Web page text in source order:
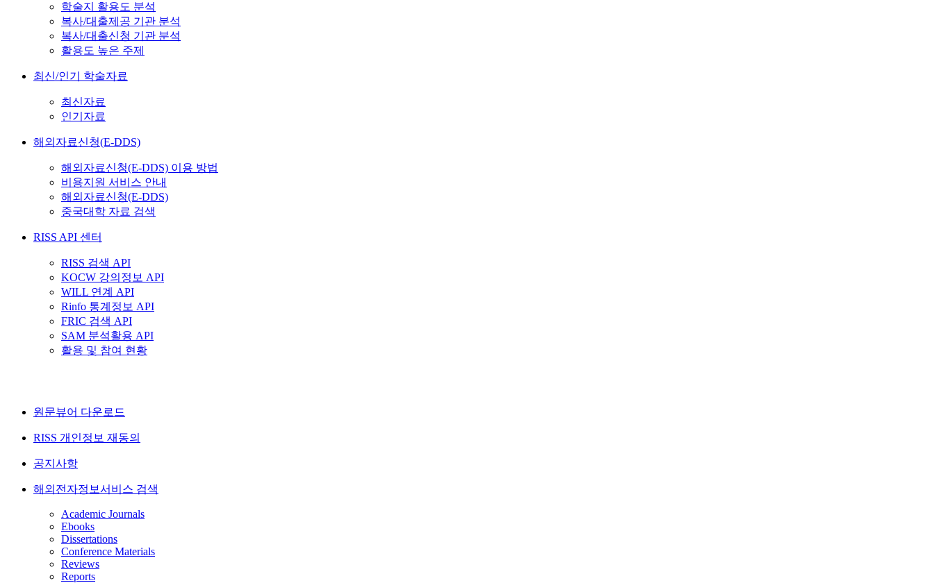
학술지 활용도 분석
복사/대출제공 기관 분석
복사/대출신청 기관 분석
활용도 높은 주제
최신/인기 학술자료
최신자료
인기자료
해외자료신청(E-DDS)
해외자료신청(E-DDS) 이용 방법
비용지원 서비스 안내
해외자료신청(E-DDS)
중국대학 자료 검색
RISS API 센터
RISS 검색 API
KOCW 강의정보 API
WILL 연계 API
Rinfo 통계정보 API
FRIC 검색 API
SAM 분석활용 API
활용 및 참여 현황
원문뷰어 다운로드
RISS 개인정보 재동의
공지사항
해외전자정보서비스 검색
Academic Journals
Ebooks
Dissertations
Conference Materials
Reviews
Reports